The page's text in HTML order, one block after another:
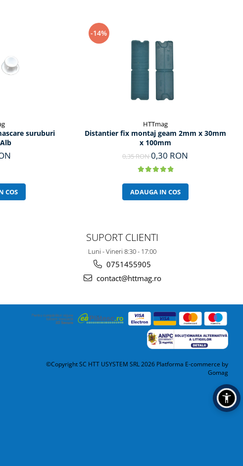
suruburi
COS
-14%
HTTmag
Distantier fix montaj geam 2mm x 30mm
x 100mm
0,35 RON0,30 RON
ADAUGA IN COS
SUPORT CLIENTI
Luni - Vineri 8:30 - 17:00
0751455905
contact@httmag.ro
©Copyright SC HTT USYSTEM SRL 2026 Platforma E-commerce by
Gomag